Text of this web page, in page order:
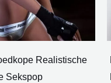
Realistische
Sekspop
worden
gekozen
op
de